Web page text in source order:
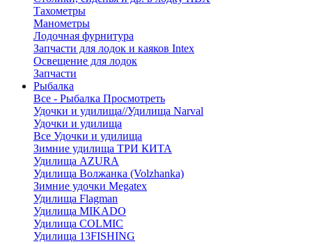
Тахометры
Манометры
Лодочная фурнитура
Запчасти для лодок и каяков Intex
Освещение для лодок
Запчасти
Рыбалка
Все - Рыбалка Просмотреть
Удочки и удилища//Удилища Narval
Удочки и удилища
Все Удочки и удилища
Зимние удилища ТРИ КИТА
Удилища AZURA
Удилища Волжанка (Volzhanka)
Зимние удочки Megatex
Удилища Flagman
Удилища MIKADO
Удилища COLMIC
Удилища 13FISHING